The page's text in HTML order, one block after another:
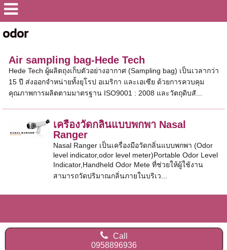
odor
Air sampling bag-Hede Tech
Hede Tech ผู้ผลิตถุงเก็บตัวอย่างอากาศ (Sampling bag) เป็นเวลากว่า
15 ปี ส่งออกจำหน่ายทั้งยุโรป อเมริกา และเอเซีย ด้วยการควบคุม
คุณภาพการผลิตตามมาตรฐาน ISO9001 : 2008 และวัตถุดิบสั...
เครื่องวัดกลิ่นแบบพกพา Nasal
Ranger
Nasal Ranger เป็นเครื่องมือวัดกลิ่นแบบพกพา (Odor
level indicator,odor level meter)Portable Odor Level
Indicator,Handheld Odor Mete ที่ช่วยให้ผู้ใช้งาน
สามารถวัดปริมาณกลิ่นภายในบริเว...
Call
0958896936